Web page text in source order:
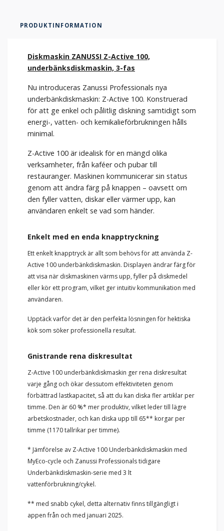
PRODUKTINFORMATION
Diskmaskin ZANUSSI Z-Active 100,
underbänksdiskmaskin, 3-fas
Nu introduceras Zanussi Professionals nya
underbänkdiskmaskin: Z-Active 100. Konstruerad
för att ge enkel och pålitlig diskning samtidigt som
energi-, vatten- och kemikalieförbrukningen hålls
minimal.
Z-Active 100 är idealisk för en mängd olika
verksamheter, från kaféer och pubar till
restauranger. Maskinen kommunicerar sin status
genom att ändra färg på knappen – oavsett om
den fyller vatten, diskar eller värmer upp, kan
användaren enkelt se vad som händer.
Enkelt med en enda knapptryckning
Ett enkelt knapptryck är allt som behövs för att använda Z-
Active 100 underbänkdiskmaskin. Displayen ändrar färg för
att visa när diskmaskinen värms upp, fyller på diskmedel
eller kör ett program, vilket ger intuitiv kommunikation med
användaren.
Upptäck varför det är den perfekta lösningen för hektiska
kök som söker professionella resultat.
Gnistrande rena diskresultat
Z-Active 100 underbänkdiskmaskin ger rena diskresultat
varje gång och ökar dessutom effektiviteten genom
förbättrad lastkapacitet, så att du kan diska fler artiklar per
timme. Den är 60 %* mer produktiv, vilket leder till lägre
arbetskostnader, och kan diska upp till 65** korgar per
timme (1170 tallrikar per timme).
* Jämförelse av Z-Active 100 Underbänkdiskmaskin med
MyEco-cycle och Zanussi Professionals tidigare
Underbänkdiskmaskin-serie med 3 lt
vattenförbrukning/cykel.
** med snabb cykel, detta alternativ finns tillgängligt i
appen från och med januari 2025.